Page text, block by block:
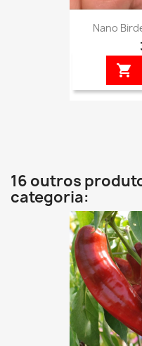
Nano

16 outros
categoria: